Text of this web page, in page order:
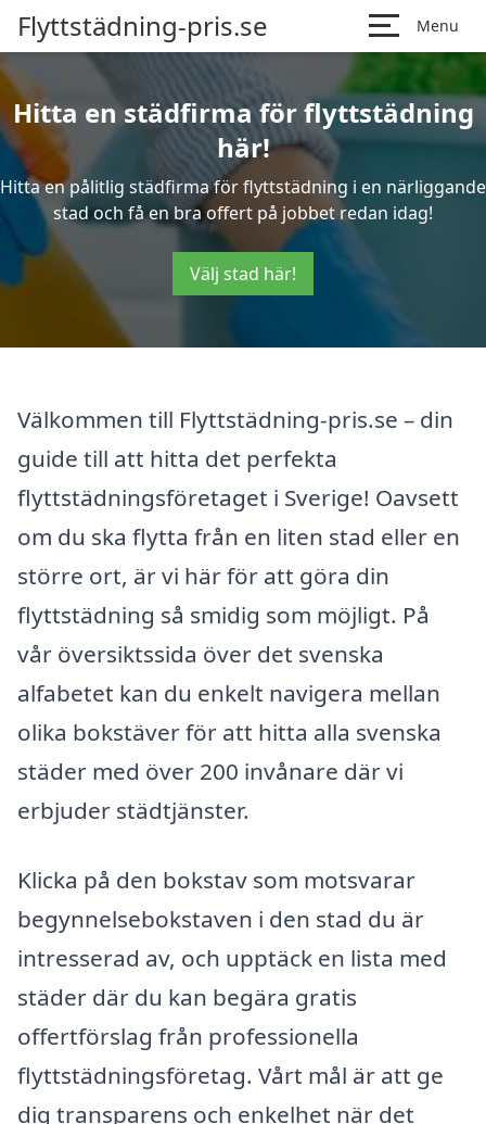
Flyttstädning-pris.se Menu
Hitta en städfirma för flyttstädning
här!
Hitta en pålitlig städfirma för flyttstädning i en närliggande
stad och få en bra offert på jobbet redan idag!
Välj stad här!
Välkommen till Flyttstädning-pris.se – din
guide till att hitta det perfekta
flyttstädningsföretaget i Sverige! Oavsett
om du ska flytta från en liten stad eller en
större ort, är vi här för att göra din
flyttstädning så smidig som möjligt. På
vår översiktssida över det svenska
alfabetet kan du enkelt navigera mellan
olika bokstäver för att hitta alla svenska
städer med över 200 invånare där vi
erbjuder städtjänster.
Klicka på den bokstav som motsvarar
begynnelsebokstaven i den stad du är
intresserad av, och upptäck en lista med
städer där du kan begära gratis
offertförslag från professionella
flyttstädningsföretag. Vårt mål är att ge
dig transparens och enkelhet när det